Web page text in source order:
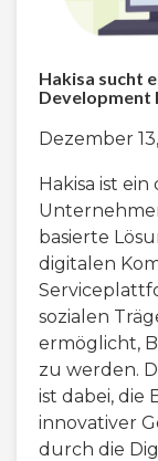
Hakisa sucht
Development
Dezember
Hakisa ist
basierte
digitalen
sozialen
ermöglicht,
zu werden.
ist dabei,
innovativer
durch die